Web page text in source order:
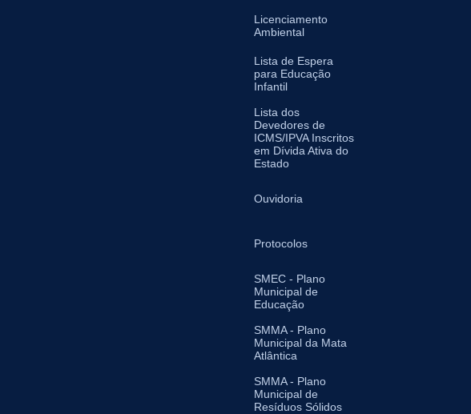
Licenciamento
Ambiental
Lista de Espera
para Educação
Infantil
Lista dos
Devedores de
ICMS/IPVA Inscritos
em Dívida Ativa do
Estado
Ouvidoria
Protocolos
SMEC - Plano
Municipal de
Educação
SMMA - Plano
Municipal da Mata
Atlântica
SMMA - Plano
Municipal de
Resíduos Sólidos